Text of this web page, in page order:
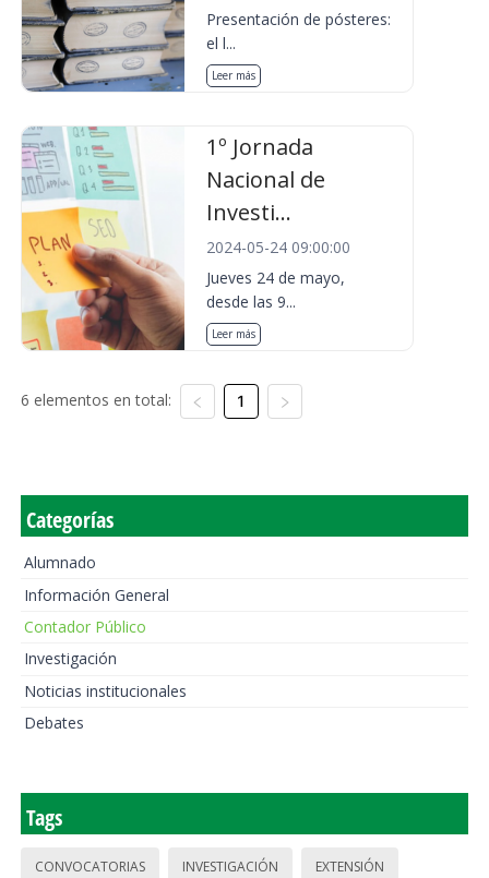
Presentación de pósteres:
el l...
Leer más
1º Jornada
Nacional de
Investi...
2024-05-24 09:00:00
Jueves 24 de mayo,
desde las 9...
Leer más
6 elementos en total: 1
Categorías
Alumnado
Información General
Contador Público
Investigación
Noticias institucionales
Debates
Tags
CONVOCATORIAS INVESTIGACIÓN EXTENSIÓN